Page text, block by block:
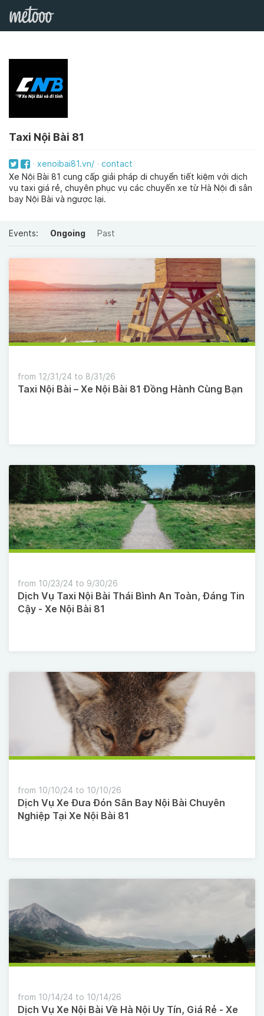
Taxi Nội Bài 81
xenoibai81.vn/
contact
Xe Nội Bài 81 cung cấp giải pháp di chuyển tiết kiệm với dịch
vụ taxi giá rẻ, chuyên phục vụ các chuyến xe từ Hà Nội đi sân
bay Nội Bài và ngược lại.
Events: Ongoing Past
Taxi Nội Bài – Xe Nội Bài 81 Đồng Hành Cùng Bạn
from 12/31/24 to 8/31/26
Dịch Vụ Taxi Nội Bài Thái Bình An Toàn, Đáng Tin
Cậy - Xe Nội Bài 81
from 10/23/24 to 9/30/26
Dịch Vụ Xe Đưa Đón Sân Bay Nội Bài Chuyên
Nghiệp Tại Xe Nội Bài 81
from 10/10/24 to 10/10/26
Dịch Vụ Xe Nội Bài Về Hà Nội Uy Tín, Giá Rẻ - Xe
from 10/14/24 to 10/14/26